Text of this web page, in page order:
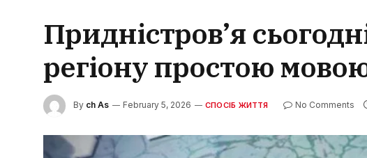
Придністров’я
регіону простою
By ch As February 5, 2026 СПОСІБ ЖИТТЯ No Comments